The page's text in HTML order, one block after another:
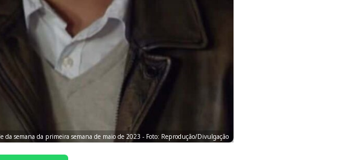
da semana da primeira semana de maio de 2023 - Foto: Reprodução/Divulgação